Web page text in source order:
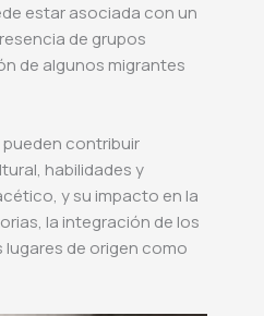
estar asociada con un
de grupos
de algunos migrantes
contribuir
habilidades y
y su impacto en la
la integración de los
de origen como